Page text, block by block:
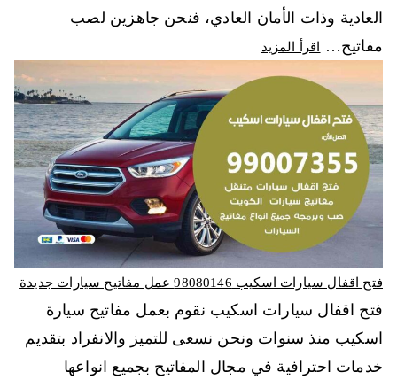
العادية وذات الأمان العادي، فنحن جاهزين لصب
مفاتيح…
اقرأ المزيد
فتح اقفال سيارات اسكيب 98080146‬ عمل مفاتيح سيارات جديدة
فتح اقفال سيارات اسكيب نقوم بعمل مفاتيح سيارة
اسكيب منذ سنوات ونحن نسعى للتميز والانفراد بتقديم
خدمات احترافية في مجال المفاتيح بجميع انواعها